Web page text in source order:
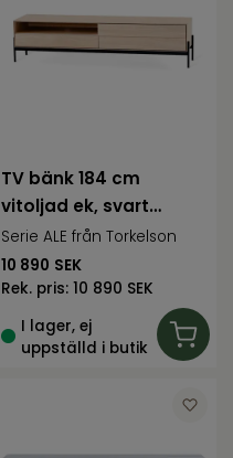
TV bänk 184 cm
vitoljad ek, svart
metallunderrede
Serie ALE från Torkelson
10 890 SEK
Rek. pris: 10 890 SEK
I lager, ej
uppställd i butik